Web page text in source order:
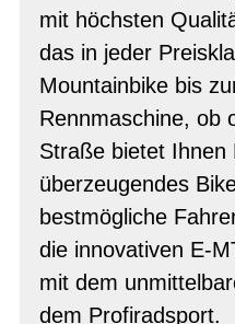
mit höchsten
das in jeder
Mountainbike bis
Rennmaschine, ob
Straße bietet Ihnen
überzeugendes
bestmögliche
die innovativen E-
mit dem
dem Profiradsport.